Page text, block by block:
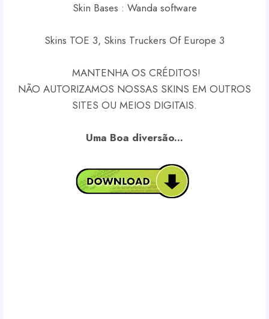
Skin Bases : Wanda software
Skins TOE 3, Skins Truckers Of Europe 3
MANTENHA OS CRÉDITOS!
NÃO AUTORIZAMOS NOSSAS SKINS EM OUTROS
SITES OU MEIOS DIGITAIS.
Uma Boa diversão...